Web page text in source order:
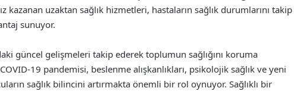
kazanan uzaktan sağlık hizmetleri, hastaların sağlık durumlarını takip
sunuyor.
güncel gelişmeleri takip ederek toplumun sağlığını koruma
19 pandemisi, beslenme alışkanlıkları, psikolojik sağlık ve yeni
sağlık bilincini artırmakta önemli bir rol oynuyor. Sağlıklı bir